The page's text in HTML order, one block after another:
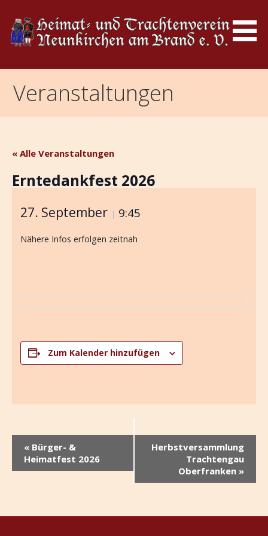
Inhalt
springen
Heimat- und
Trachtenverein
Neunkirchen am Brand e.V.
Veranstaltungen
« Alle Veranstaltungen
Erntedankfest 2026
27. September | 9:45
Nähere Infos erfolgen zeitnah
Zum Kalender hinzufügen
n
« Bürger- &
Heimatfest 2026
Herbstversammlung
Trachtengau
Oberfranken »